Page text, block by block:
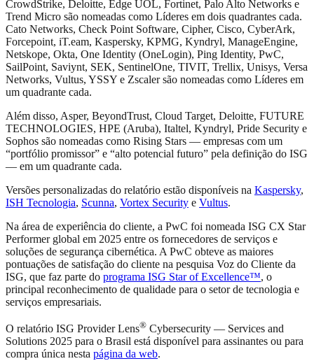
CrowdStrike, Deloitte, Edge UOL, Fortinet, Palo Alto Networks e
Trend Micro são nomeadas como Líderes em dois quadrantes cada.
Cato Networks, Check Point Software, Cipher, Cisco, CyberArk,
Forcepoint, iT.eam, Kaspersky, KPMG, Kyndryl, ManageEngine,
Netskope, Okta, One Identity (OneLogin), Ping Identity, PwC,
SailPoint, Saviynt, SEK, SentinelOne, TIVIT, Trellix, Unisys, Versa
Networks, Vultus, YSSY e Zscaler são nomeadas como Líderes em
um quadrante cada.
Além disso, Asper, BeyondTrust, Cloud Target, Deloitte, FUTURE
TECHNOLOGIES, HPE (Aruba), Italtel, Kyndryl, Pride Security e
Sophos são nomeadas como Rising Stars — empresas com um
“portfólio promissor” e “alto potencial futuro” pela definição do ISG
— em um quadrante cada.
Versões personalizadas do relatório estão disponíveis na Kaspersky,
ISH Tecnologia, Scunna, Vortex Security e Vultus.
Na área de experiência do cliente, a PwC foi nomeada ISG CX Star
Performer global em 2025 entre os fornecedores de serviços e
soluções de segurança cibernética. A PwC obteve as maiores
pontuações de satisfação do cliente na pesquisa Voz do Cliente da
ISG, que faz parte do programa ISG Star of Excellence™, o
principal reconhecimento de qualidade para o setor de tecnologia e
serviços empresariais.
O relatório ISG Provider Lens® Cybersecurity — Services and
Solutions 2025 para o Brasil está disponível para assinantes ou para
compra única nesta página da web.